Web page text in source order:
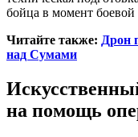
бойца в момент боевой
Читайте также: Дрон
над Сумами
на помощь